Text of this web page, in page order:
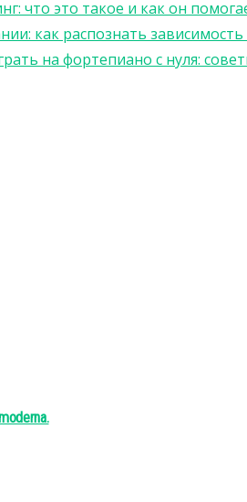
что это такое и как он
как распознать
на фортепиано с нуля: